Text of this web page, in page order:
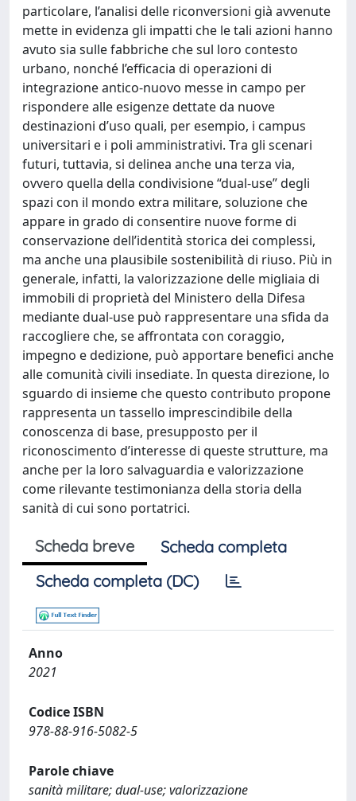
particolare, l’analisi delle riconversioni già avvenute
mette in evidenza gli impatti che le tali azioni hanno
avuto sia sulle fabbriche che sul loro contesto
urbano, nonché l’efficacia di operazioni di
integrazione antico-nuovo messe in campo per
rispondere alle esigenze dettate da nuove
destinazioni d’uso quali, per esempio, i campus
universitari e i poli amministrativi. Tra gli scenari
futuri, tuttavia, si delinea anche una terza via,
ovvero quella della condivisione “dual-use” degli
spazi con il mondo extra militare, soluzione che
appare in grado di consentire nuove forme di
conservazione dell’identità storica dei complessi,
ma anche una plausibile sostenibilità di riuso. Più in
generale, infatti, la valorizzazione delle migliaia di
immobili di proprietà del Ministero della Difesa
mediante dual-use può rappresentare una sfida da
raccogliere che, se affrontata con coraggio,
impegno e dedizione, può apportare benefici anche
alle comunità civili insediate. In questa direzione, lo
sguardo di insieme che questo contributo propone
rappresenta un tassello imprescindibile della
conoscenza di base, presupposto per il
riconoscimento d’interesse di queste strutture, ma
anche per la loro salvaguardia e valorizzazione
come rilevante testimonianza della storia della
sanità di cui sono portatrici.
Scheda breve
Scheda completa
Scheda completa (DC)
Anno
2021
Codice ISBN
978-88-916-5082-5
Parole chiave
sanità militare; dual-use; valorizzazione